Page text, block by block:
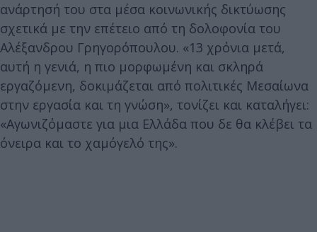
ανάρτησή του στα μέσα κοινωνικής δικτύωσης
σχετικά με την επέτειο από τη δολοφονία του
Αλέξανδρου Γρηγορόπουλου. «13 χρόνια μετά,
αυτή η γενιά, η πιο μορφωμένη και σκληρά
εργαζόμενη, δοκιμάζεται από πολιτικές Μεσαίωνα
στην εργασία και τη γνώση», τονίζει και καταλήγει:
«Αγωνιζόμαστε για μια Ελλάδα που δε θα κλέβει τα
όνειρα και το χαμόγελό της».